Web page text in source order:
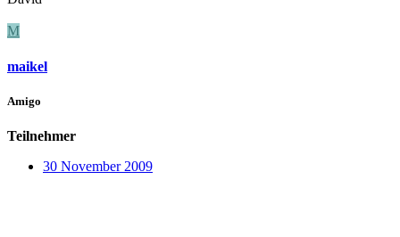
M
maikel
Amigo
Teilnehmer
30 November 2009